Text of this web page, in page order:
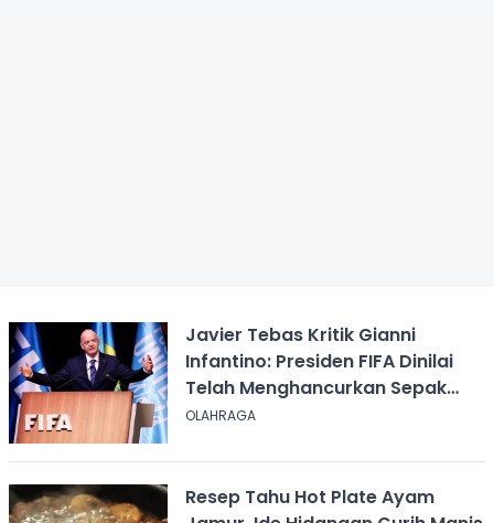
Javier Tebas Kritik Gianni
Infantino: Presiden FIFA Dinilai
Telah Menghancurkan Sepak
Bola
OLAHRAGA
Resep Tahu Hot Plate Ayam